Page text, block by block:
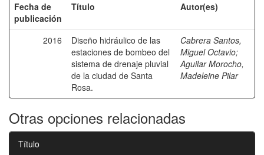
Fecha de
publicación
Título Autor(es)
2016
Diseño hidráulico de las
estaciones de bombeo del
sistema de drenaje pluvial
de la ciudad de Santa
Rosa.
Cabrera Santos,
Miguel Octavio;
Aguilar Morocho,
Madeleine Pilar
Otras opciones relacionadas
Título